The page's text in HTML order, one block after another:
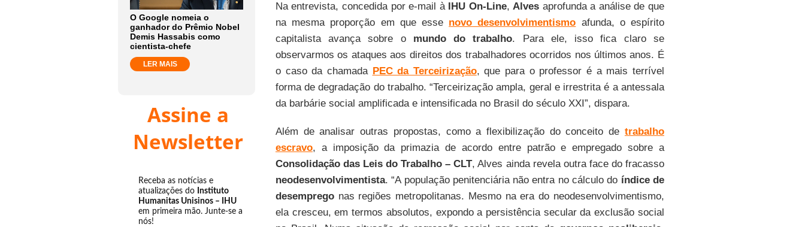
O Google nomeia o
ganhador do Prêmio Nobel
Demis Hassabis como
cientista-chefe
LER MAIS
Assine a
Newsletter
Receba as notícias e
atualizações do Instituto
Humanitas Unisinos – IHU
em primeira mão. Junte-se a
nós!
Na entrevista, concedida por e-mail à IHU On-Line,Alves aprofunda a análise de que
na mesma proporção em que esse novo desenvolvimentismo afunda, o espírito
capitalista avança sobre o mundo do trabalho. Para ele, isso fica claro se
observarmos os ataques aos direitos dos trabalhadores ocorridos nos últimos anos. É
o caso da chamada PEC da Terceirização, que para o professor é a mais terrível
forma de degradação do trabalho. “Terceirização ampla, geral e irrestrita é a antessala
da barbárie social amplificada e intensificada no Brasil do século XXI”, dispara.
Além de analisar outras propostas, como a flexibilização do conceito de trabalho
escravo, a imposição da primazia de acordo entre patrão e empregado sobre a
Consolidação das Leis do Trabalho – CLT, Alves ainda revela outra face do fracasso
neodesenvolvimentista. “A população penitenciária não entra no cálculo do índice de
desempregonas regiões metropolitanas. Mesmo na era do neodesenvolvimentismo,
ela cresceu, em termos absolutos, expondo a persistência secular da exclusão social